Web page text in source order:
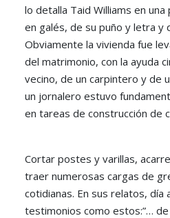
lo detalla Taid Williams en
en galés, de su puño y letra y
Obviamente la vivienda fue
del matrimonio, con la ayuda
vecino, de un carpintero y de
un jornalero estuvo
en tareas de construcción de
Cortar postes y varillas,
traer numerosas cargas de
cotidianas. En sus relatos, día
testimonios como estos:”…